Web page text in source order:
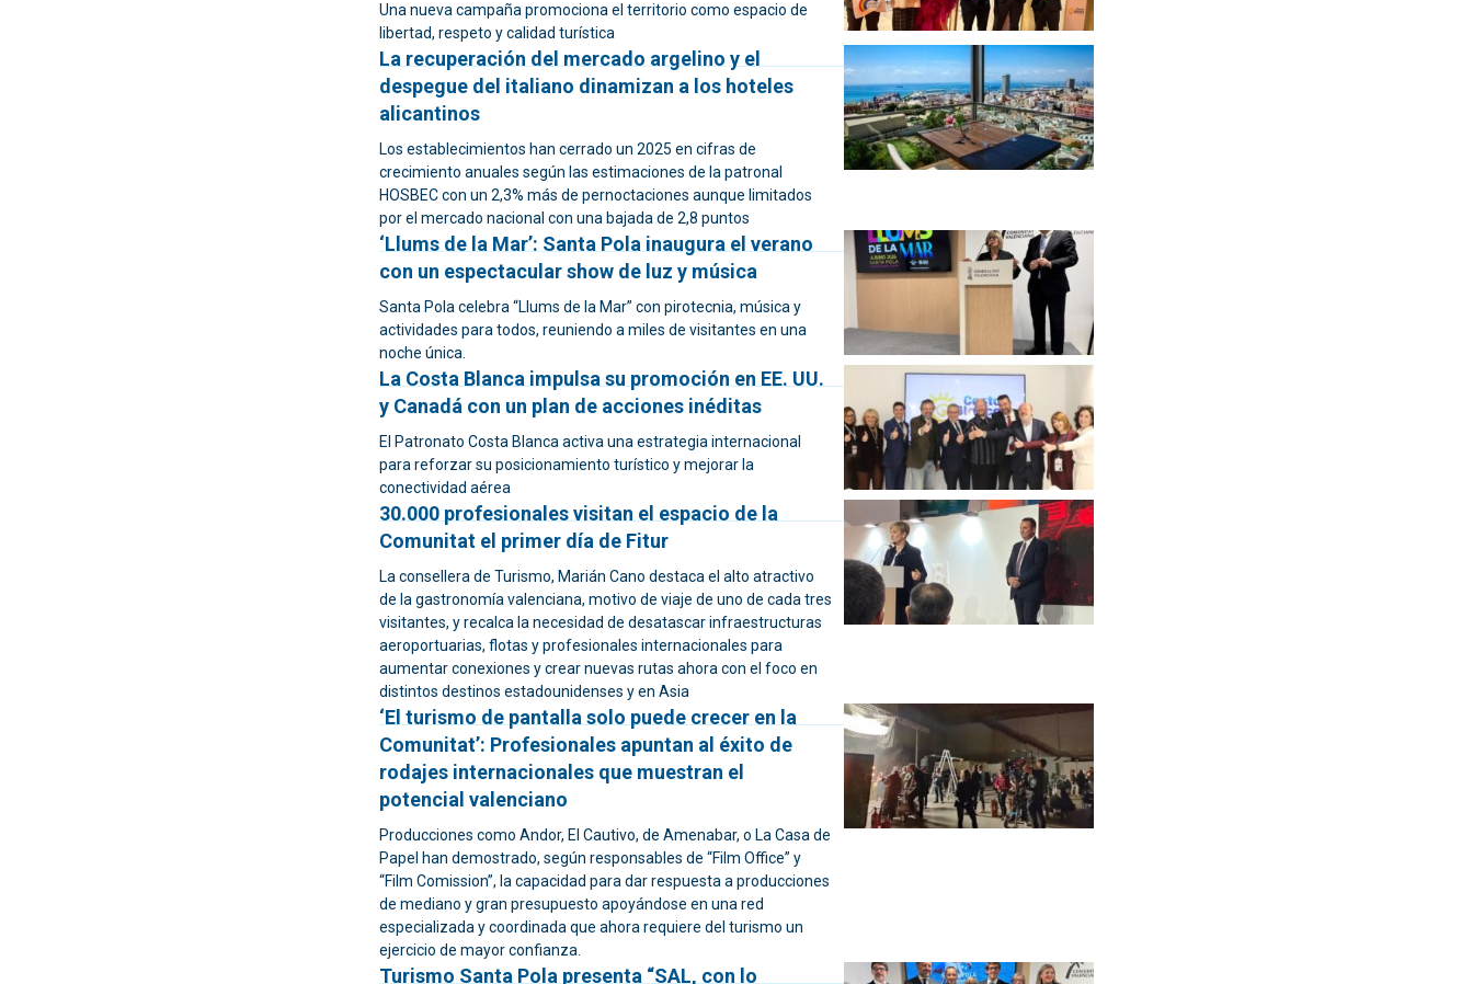
Una nueva campaña promociona el territorio como espacio de
libertad, respeto y calidad turística
La recuperación del mercado argelino y el
despegue del italiano dinamizan a los hoteles
alicantinos
Los establecimientos han cerrado un 2025 en cifras de
crecimiento anuales según las estimaciones de la patronal
HOSBEC con un 2,3% más de pernoctaciones aunque limitados
por el mercado nacional con una bajada de 2,8 puntos
‘Llums de la Mar’: Santa Pola inaugura el verano
con un espectacular show de luz y música
Santa Pola celebra “Llums de la Mar” con pirotecnia, música y
actividades para todos, reuniendo a miles de visitantes en una
noche única.
La Costa Blanca impulsa su promoción en EE. UU.
y Canadá con un plan de acciones inéditas
El Patronato Costa Blanca activa una estrategia internacional
para reforzar su posicionamiento turístico y mejorar la
conectividad aérea
30.000 profesionales visitan el espacio de la
Comunitat el primer día de Fitur
La consellera de Turismo, Marián Cano destaca el alto atractivo
de la gastronomía valenciana, motivo de viaje de uno de cada tres
visitantes, y recalca la necesidad de desatascar infraestructuras
aeroportuarias, flotas y profesionales internacionales para
aumentar conexiones y crear nuevas rutas ahora con el foco en
distintos destinos estadounidenses y en Asia
‘El turismo de pantalla solo puede crecer en la
Comunitat’: Profesionales apuntan al éxito de
rodajes internacionales que muestran el
potencial valenciano
Producciones como Andor, El Cautivo, de Amenabar, o La Casa de
Papel han demostrado, según responsables de “Film Office” y
“Film Comission”, la capacidad para dar respuesta a producciones
de mediano y gran presupuesto apoyándose en una red
especializada y coordinada que ahora requiere del turismo un
ejercicio de mayor confianza.
Turismo Santa Pola presenta “SAL, con lo